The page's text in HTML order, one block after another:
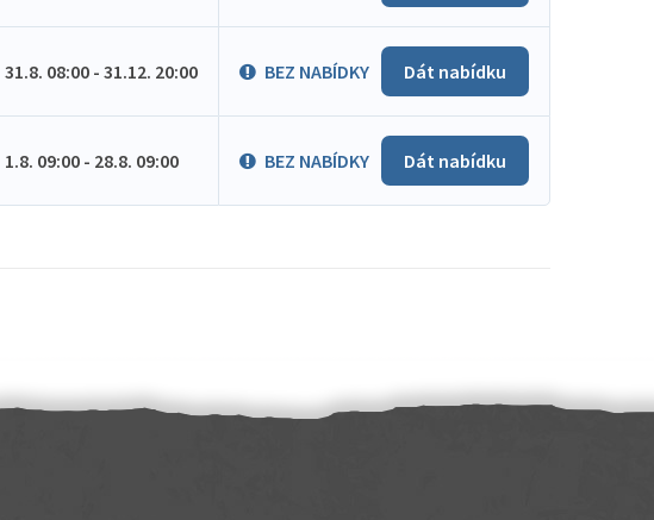
31.8. 08:00 - 31.12. 20:00 BEZ NABÍDKY Dát nabídku
1.8. 09:00 - 28.8. 09:00 BEZ NABÍDKY Dát nabídku